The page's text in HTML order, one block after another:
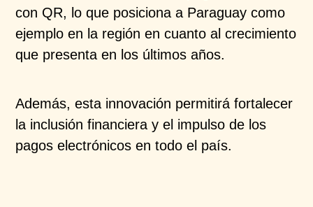
con QR, lo que posiciona a Paraguay como
ejemplo en la región en cuanto al crecimiento
que presenta en los últimos años.
Además, esta innovación permitirá fortalecer
la inclusión financiera y el impulso de los
pagos electrónicos en todo el país.